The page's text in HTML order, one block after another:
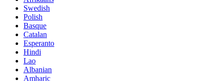
Swedish
Polish
Basque
Catalan
Esperanto
Hindi
Lao
Albanian
Amharic